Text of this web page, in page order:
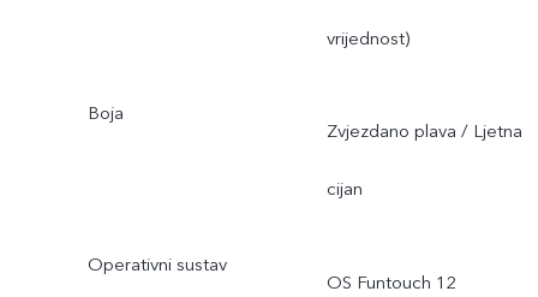
vrijednost)
Boja
Zvjezdano plava / Ljetna
cijan
Operativni sustav
OS Funtouch 12